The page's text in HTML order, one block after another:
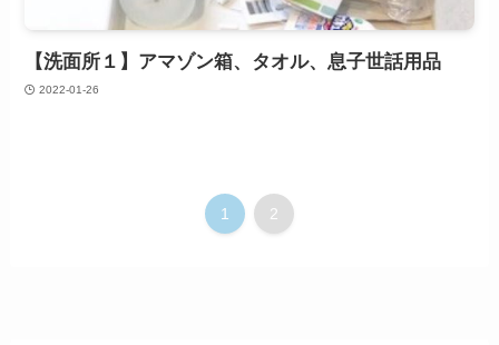
【洗面所１】アマゾン箱、タオル、息子世話用品
2022-01-26
1 2